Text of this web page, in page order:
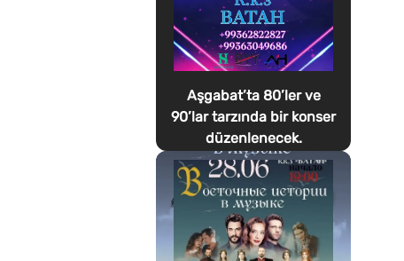
Aşgabat’ta 80’ler ve
90’lar tarzında bir konser
düzenlenecek.